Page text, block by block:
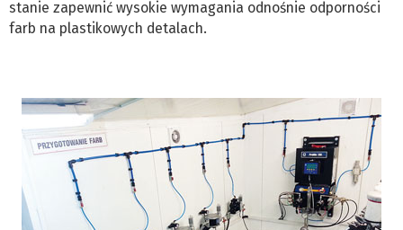
stanie zapewnić wysokie wymagania odnośnie odporności
farb na plastikowych detalach.